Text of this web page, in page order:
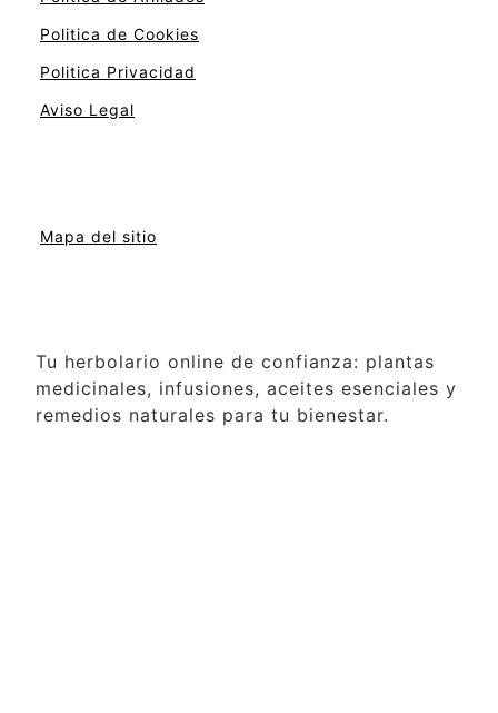
Politica de Cookies
Politica Privacidad
Aviso Legal
Mapa del sitio
Tu herbolario online de confianza: plantas
medicinales, infusiones, aceites esenciales y
remedios naturales para tu bienestar.